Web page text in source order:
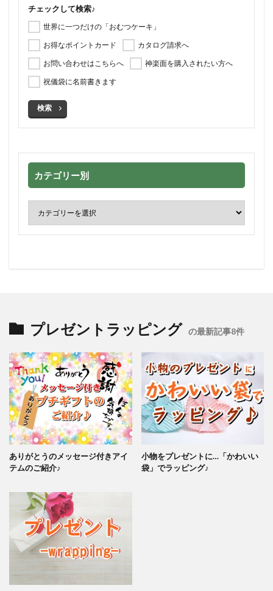
チェックして検索♪
世界に一つだけの「おむつケーキ」
お得なポイントカード
カタログ請求へ
お問い合わせはこちらへ
神楽面を購入されたい方へ
祝儀袋に名前書きます
検索
カテゴリー別
プレゼントラッピング の最新記事8件
ありがとうのメッセージ付きアイ
テムのご紹介♪
小物をプレゼントに…「かわいい
袋」でラッピング♪